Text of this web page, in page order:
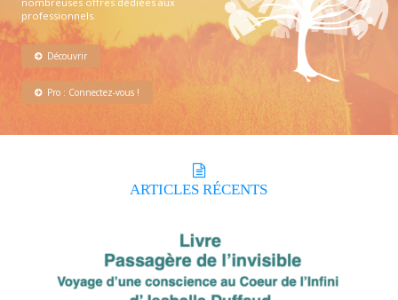
professionnels.
Découvrir
Pro : Connectez-vous !
ARTICLES RÉCENTS